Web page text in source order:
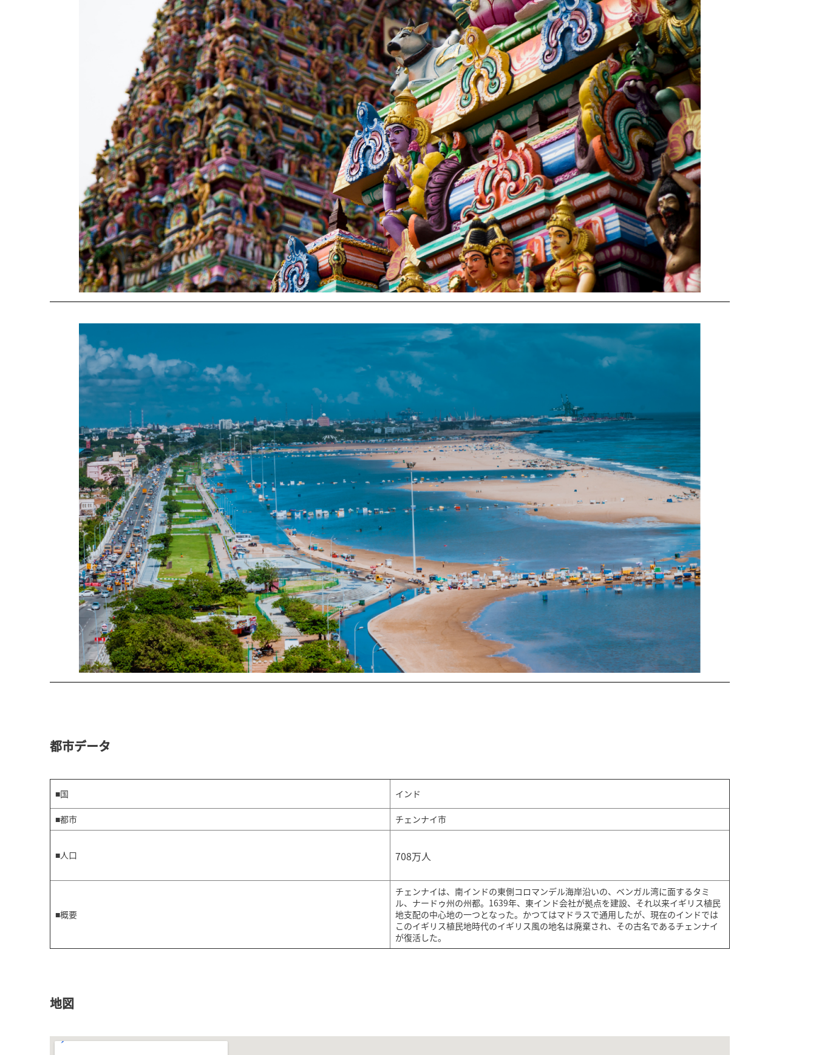
都市データ
■国 インド
■都市 チェンナイ市
■人口 708万人
■概要
チェンナイは、南インドの東側コロマンデル海岸沿いの、ベンガル湾に面するタミ
ル、ナードゥ州の州都。​1639年、東インド会社が拠点を建設、それ以来イギリス植民
地支配の中心地の一つとなった。かつてはマドラスで通用したが、現在のインドでは
このイギリス植民地時代のイギリス風の地名は廃棄され、その古名であるチェンナイ
が復活した。
地図